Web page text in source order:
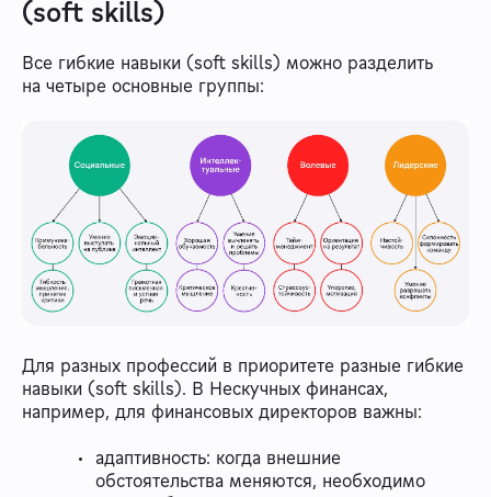
(soft skills)
Все гибкие навыки (soft skills) можно разделить
на четыре основные группы:
Для разных профессий в приоритете разные гибкие
навыки (soft skills). В Нескучных финансах,
например, для финансовых директоров важны:
адаптивность: когда внешние
обстоятельства меняются, необходимо